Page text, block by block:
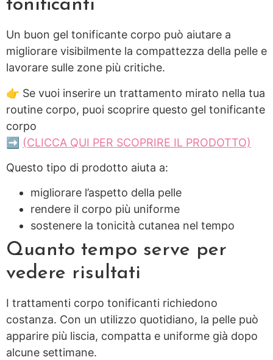
tonificanti
Un buon gel tonificante corpo può aiutare a
migliorare visibilmente la compattezza della pelle e
lavorare sulle zone più critiche.
👉 Se vuoi inserire un trattamento mirato nella tua
routine corpo, puoi scoprire questo gel tonificante
corpo
➡️ (CLICCA QUI PER SCOPRIRE IL PRODOTTO)
Questo tipo di prodotto aiuta a:
migliorare l’aspetto della pelle
rendere il corpo più uniforme
sostenere la tonicità cutanea nel tempo
Quanto tempo serve per
vedere risultati
I trattamenti corpo tonificanti richiedono
costanza. Con un utilizzo quotidiano, la pelle può
apparire più liscia, compatta e uniforme già dopo
alcune settimane.